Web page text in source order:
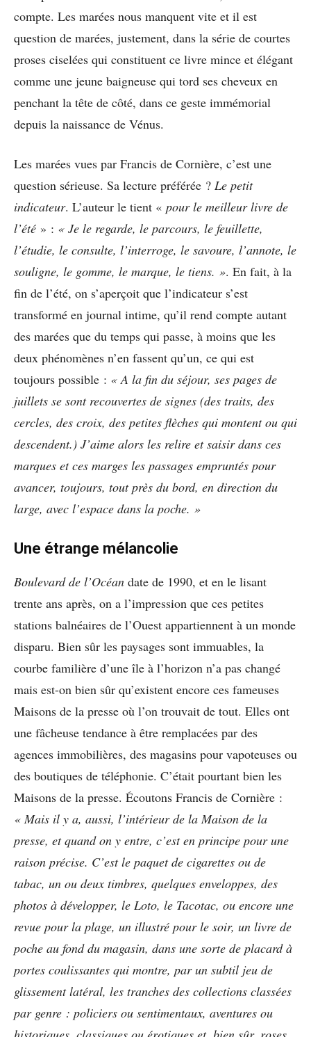
compte. Les marées nous manquent vite et il est
question de marées, justement, dans la série de courtes
proses ciselées qui constituent ce livre mince et élégant
comme une jeune baigneuse qui tord ses cheveux en
penchant la tête de côté, dans ce geste immémorial
depuis la naissance de Vénus.
Les marées vues par Francis de Cornière, c’est une
question sérieuse. Sa lecture préférée ? Le petit
indicateur. L’auteur le tient « pour le meilleur livre de
l’été » : « Je le regarde, le parcours, le feuillette,
l’étudie, le consulte, l’interroge, le savoure, l’annote, le
souligne, le gomme, le marque, le tiens. ». En fait, à la
fin de l’été, on s’aperçoit que l’indicateur s’est
transformé en journal intime, qu’il rend compte autant
des marées que du temps qui passe, à moins que les
deux phénomènes n’en fassent qu’un, ce qui est
toujours possible : « A la fin du séjour, ses pages de
juillets se sont recouvertes de signes (des traits, des
cercles, des croix, des petites flèches qui montent ou qui
descendent.) J’aime alors les relire et saisir dans ces
marques et ces marges les passages empruntés pour
avancer, toujours, tout près du bord, en direction du
large, avec l’espace dans la poche. »
Une étrange mélancolie
Boulevard de l’Océan date de 1990, et en le lisant
trente ans après, on a l’impression que ces petites
stations balnéaires de l’Ouest appartiennent à un monde
disparu. Bien sûr les paysages sont immuables, la
courbe familière d’une île à l’horizon n’a pas changé
mais est-on bien sûr qu’existent encore ces fameuses
Maisons de la presse où l’on trouvait de tout. Elles ont
une fâcheuse tendance à être remplacées par des
agences immobilières, des magasins pour vapoteuses ou
des boutiques de téléphonie. C’était pourtant bien les
Maisons de la presse. Écoutons Francis de Cornière :
« Mais il y a, aussi, l’intérieur de la Maison de la
presse, et quand on y entre, c’est en principe pour une
raison précise. C’est le paquet de cigarettes ou de
tabac, un ou deux timbres, quelques enveloppes, des
photos à développer, le Loto, le Tacotac, ou encore une
revue pour la plage, un illustré pour le soir, un livre de
poche au fond du magasin, dans une sorte de placard à
portes coulissantes qui montre, par un subtil jeu de
glissement latéral, les tranches des collections classées
par genre : policiers ou sentimentaux, aventures ou